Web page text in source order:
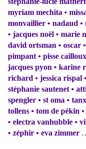
myriam mechita •
monvaillier • nadaud
• jacques noël • marie
david ortsman • oscar
pimpant • pisse
jacques pyon • karine
richard • jessica rispal
stéphanie sautenet •
spengler • st oma •
tollens • tom de pékin
• electra vanhubble •
• zéphir • eva zimmer